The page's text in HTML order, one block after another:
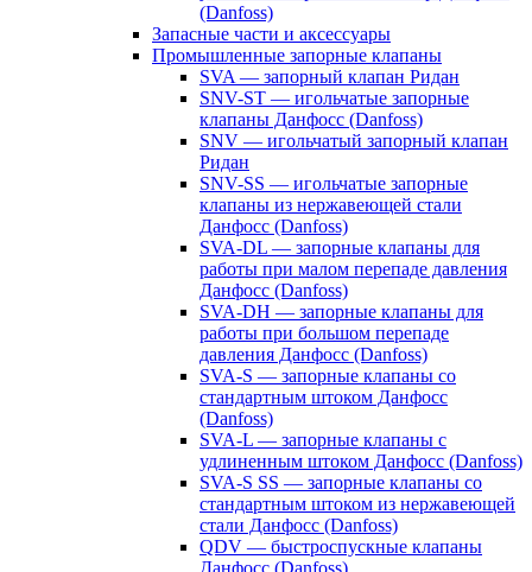
(Danfoss)
Запасные части и аксессуары
Промышленные запорные клапаны
SVA — запорный клапан Ридан
SNV-ST — игольчатые запорные
клапаны Данфосс (Danfoss)
SNV — игольчатый запорный клапан
Ридан
SNV-SS — игольчатые запорные
клапаны из нержавеющей стали
Данфосс (Danfoss)
SVA-DL — запорные клапаны для
работы при малом перепаде давления
Данфосс (Danfoss)
SVA-DH — запорные клапаны для
работы при большом перепаде
давления Данфосс (Danfoss)
SVA-S — запорные клапаны со
стандартным штоком Данфосс
(Danfoss)
SVA-L — запорные клапаны с
удлиненным штоком Данфосс (Danfoss)
SVA-S SS — запорные клапаны со
стандартным штоком из нержавеющей
стали Данфосс (Danfoss)
QDV — быстроспускные клапаны
Данфосс (Danfoss)